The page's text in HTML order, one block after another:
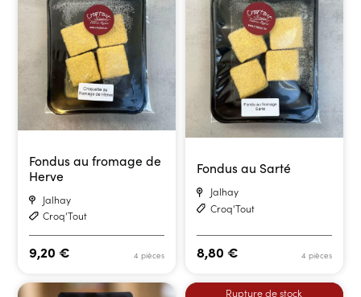
Fondus au fromage de
Herve
Jalhay
Croq'Tout
4 pièces
9,20€
Fondus au Sarté
Jalhay
Croq'Tout
4 pièces
8,80 €
Rupture de stock